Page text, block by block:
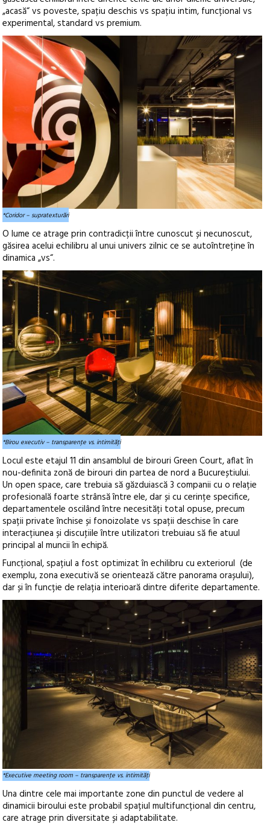
„acasă“ vs poveste, spațiu deschis vs spațiu intim, funcțional vs
experimental, standard vs premium.
*Coridor – supratexturări
O lume ce atrage prin contradicții între cunoscut și necunoscut,
găsirea acelui echilibru al unui univers zilnic ce se autoîntreține în
dinamica „vs“.
*Birou executiv – transparenţe vs. intimităţi
Locul este etajul 11 din ansamblul de birouri Green Court, aflat în
nou-definita zonă de birouri din partea de nord a Bucureștiului.
Un open space, care trebuia să găzduiască 3 companii cu o relație
profesională foarte strânsă între ele, dar și cu cerințe specifice,
departamentele oscilând între necesități total opuse, precum
spații private închise și fonoizolate vs spații deschise în care
interacțiunea și discuţiile între utilizatori trebuiau să fie atuul
principal al muncii în echipă.
Funcțional, spațiul a fost optimizat în echilibru cu exteriorul (de
exemplu, zona executivă se orientează către panorama orașului),
dar și în funcție de relația interioară dintre diferite departamente.
*Executive meeting room – transparenţe vs. intimităţi
Una dintre cele mai importante zone din punctul de vedere al
dinamicii biroului este probabil spațiul multifuncțional din centru,
care atrage prin diversitate și adaptabilitate.